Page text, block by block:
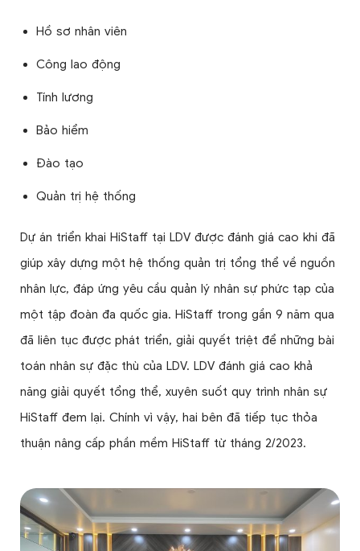
Hồ sơ nhân viên
Công lao động
Tính lương
Bảo hiểm
Đào tạo
Quản trị hệ thống
Dự án triển khai HiStaff tại LDV được đánh giá cao khi đã
giúp xây dựng một hệ thống quản trị tổng thể về nguồn
nhân lực, đáp ứng yêu cầu quản lý nhân sự phức tạp của
một tập đoàn đa quốc gia. HiStaff trong gần 9 năm qua
đã liên tục được phát triển, giải quyết triệt để những bài
toán nhân sự đặc thù của LDV. LDV đánh giá cao khả
năng giải quyết tổng thể, xuyên suốt quy trình nhân sự
HiStaff đem lại. Chính vì vậy, hai bên đã tiếp tục thỏa
thuận nâng cấp phần mềm HiStaff từ tháng 2/2023.